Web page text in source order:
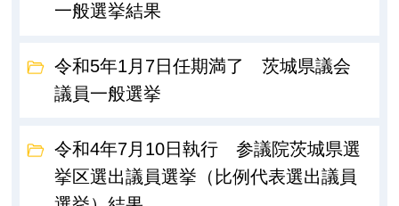
一般選挙結果
令和5年1月7日任期満了 茨城県議会
議員一般選挙
令和4年7月10日執行 参議院茨城県選
挙区選出議員選挙（比例代表選出議員